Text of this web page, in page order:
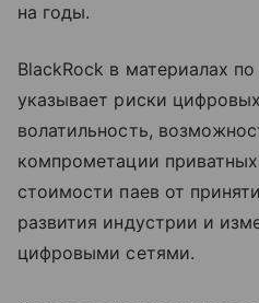
на годы.
BlackRock в материалах по
указывает риски
волатильность,
компрометации
стоимости паев от
развития индустрии и
цифровыми сетями.